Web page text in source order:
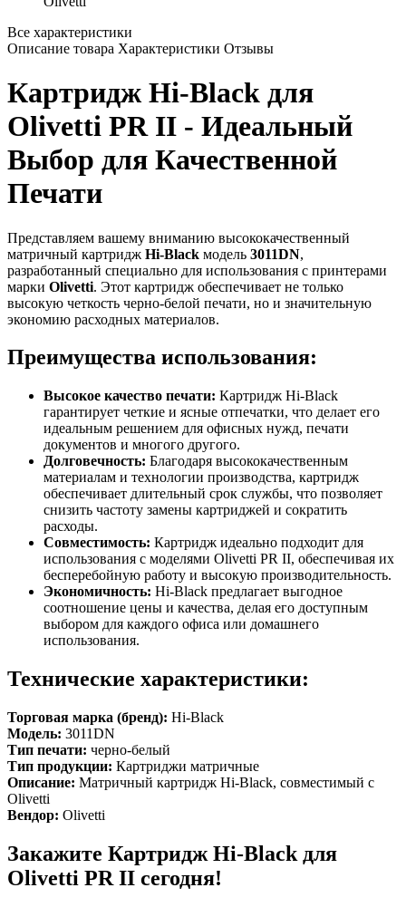
Все характеристики
Описание товара Характеристики Отзывы
Картридж Hi-Black для
Olivetti PR II - Идеальный
Выбор для Качественной
Печати
Представляем вашему вниманию высококачественный
матричный картридж Hi-Black модель 3011DN,
разработанный специально для использования с принтерами
марки Olivetti. Этот картридж обеспечивает не только
высокую четкость черно-белой печати, но и значительную
экономию расходных материалов.
Преимущества использования:
Высокое качество печати: Картридж Hi-Black
гарантирует четкие и ясные отпечатки, что делает его
идеальным решением для офисных нужд, печати
документов и многого другого.
Долговечность: Благодаря высококачественным
материалам и технологии производства, картридж
обеспечивает длительный срок службы, что позволяет
снизить частоту замены картриджей и сократить
расходы.
Совместимость: Картридж идеально подходит для
использования с моделями Olivetti PR II, обеспечивая их
бесперебойную работу и высокую производительность.
Экономичность: Hi-Black предлагает выгодное
соотношение цены и качества, делая его доступным
выбором для каждого офиса или домашнего
использования.
Технические характеристики:
Торговая марка (бренд): Hi-Black
Модель: 3011DN
Тип печати: черно-белый
Тип продукции: Картриджи матричные
Описание: Матричный картридж Hi-Black, совместимый с
Olivetti
Вендор: Olivetti
Закажите Картридж Hi-Black для
Olivetti PR II сегодня!